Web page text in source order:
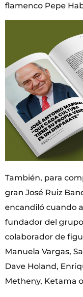
flamenco Pepe
También, para
gran José Ruiz
encandiló cuando
fundador del
colaborador de
Manuela Vargas,
Dave Holand,
Metheny, Ketama